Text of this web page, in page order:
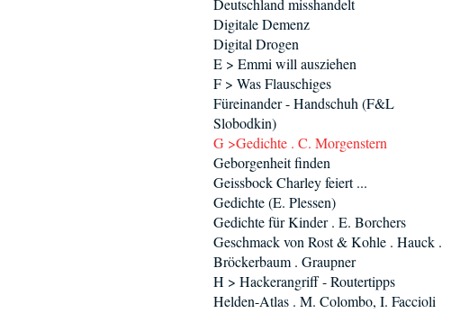
Deutschland misshandelt
Digitale Demenz
Digital Drogen
E > Emmi will ausziehen
F > Was Flauschiges
Füreinander - Handschuh (F&L
Slobodkin)
G >Gedichte . C. Morgenstern
Geborgenheit finden
Geissbock Charley feiert ...
Gedichte (E. Plessen)
Gedichte für Kinder . E. Borchers
Geschmack von Rost & Kohle . Hauck .
Bröckerbaum . Graupner
H > Hackerangriff - Routertipps
Helden-Atlas . M. Colombo, I. Faccioli